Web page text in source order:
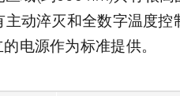
主动淬灭和全数字温度控
电源作为标准提供。